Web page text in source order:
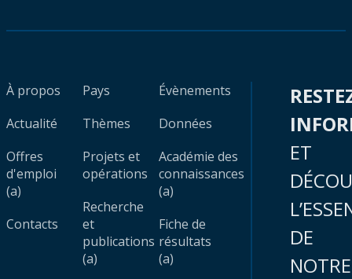
À propos
Actualité
Offres
d'emploi
(a)
Contacts
Pays
Thèmes
Projets et
opérations
Recherche
et
publications
(a)
Évènements
Données
Académie des
connaissances
(a)
Fiche de
résultats
(a)
ET
DE
NOTRE